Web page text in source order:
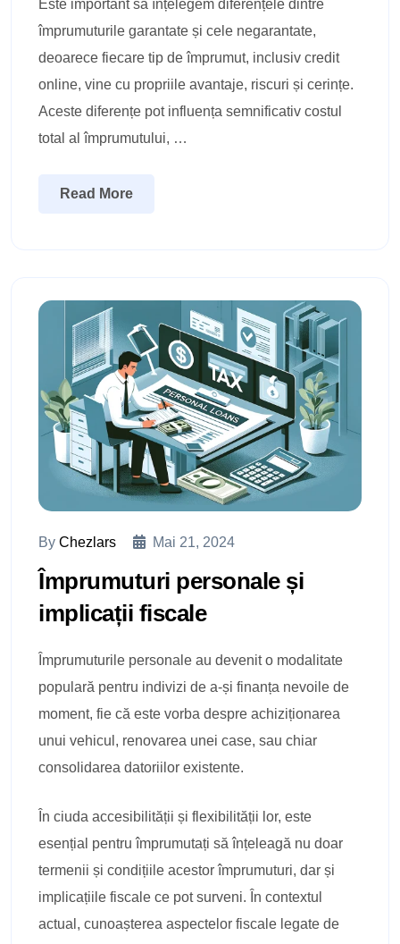
Este important să înțelegem diferențele dintre
împrumuturile garantate și cele negarantate,
deoarece fiecare tip de împrumut, inclusiv credit
online, vine cu propriile avantaje, riscuri și cerințe.
Aceste diferențe pot influența semnificativ costul
total al împrumutului, …
Read More
By Chezlars Mai 21, 2024
Împrumuturi personale și
implicații fiscale
Împrumuturile personale au devenit o modalitate
populară pentru indivizi de a-și finanța nevoile de
moment, fie că este vorba despre achiziționarea
unui vehicul, renovarea unei case, sau chiar
consolidarea datoriilor existente.
În ciuda accesibilității și flexibilității lor, este
esențial pentru împrumutați să înțeleagă nu doar
termenii și condițiile acestor împrumuturi, dar și
implicațiile fiscale ce pot surveni. În contextul
actual, cunoașterea aspectelor fiscale legate de